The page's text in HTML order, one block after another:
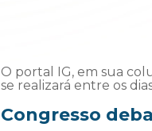
O portal IG, em sua
se realizará entre os
Congresso